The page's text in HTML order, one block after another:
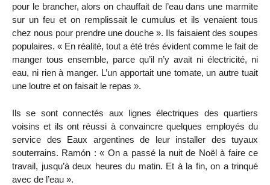
pour le brancher, alors on chauffait de l’eau dans une marmite
sur un feu et on remplissait le cumulus et ils venaient tous
chez nous pour prendre une douche ». Ils faisaient des soupes
populaires. « En réalité, tout a été très évident comme le fait de
manger tous ensemble, parce qu’il n’y avait ni électricité, ni
eau, ni rien à manger. L’un apportait une tomate, un autre tuait
une loutre et on faisait le repas ».
Ils se sont connectés aux lignes électriques des quartiers
voisins et ils ont réussi à convaincre quelques employés du
service des Eaux argentines de leur installer des tuyaux
souterrains. Ramón : « On a passé la nuit de Noël à faire ce
travail, jusqu’à deux heures du matin. Et à la fin, on a trinqué
avec de l’eau ».